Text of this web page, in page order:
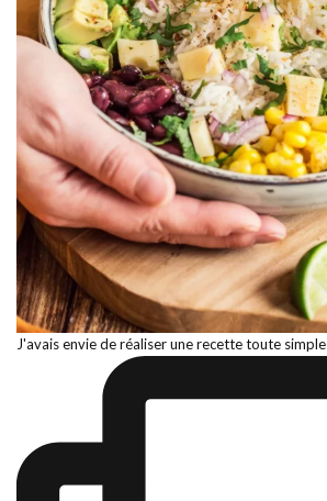
J'avais envie de réaliser une recette toute simple